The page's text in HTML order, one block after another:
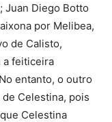
Juan Diego Botto
por Melibea,
de Calisto,
a feiticeira
entanto, o outro
Celestina, pois
Celestina